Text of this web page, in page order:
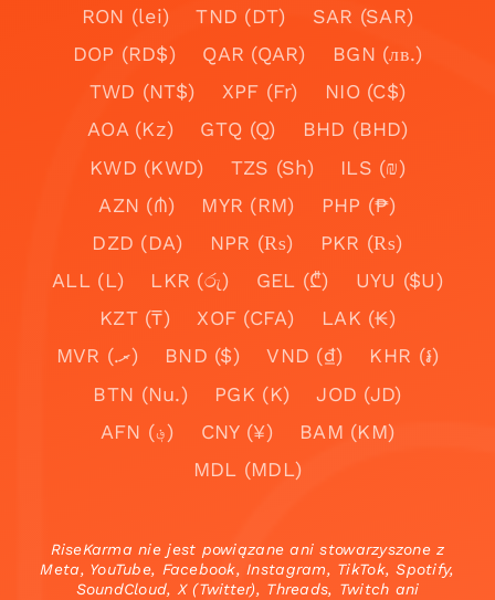
RON (lei)
TND (DT)
SAR (SAR)
DOP (RD$)
QAR (QAR)
BGN (лв.)
TWD (NT$)
XPF (Fr)
NIO (C$)
AOA (Kz)
GTQ (Q)
BHD (BHD)
KWD (KWD)
TZS (Sh)
ILS (₪)
AZN (₼)
MYR (RM)
PHP (₱)
DZD (DA)
NPR (₨)
PKR (₨)
ALL (L)
LKR (රු) GEL (₾)
UYU ($U)
KZT (₸)
XOF (CFA)
LAK (₭)
MVR (.ރ)
BND ($) VND (₫)
KHR (៛)
BTN (Nu.)
PGK (K)
JOD (JD)
AFN (؋)
CNY (¥)
BAM (KM)
MDL (MDL)
RiseKarma nie jest powiązane ani stowarzyszone z
Meta, YouTube, Facebook, Instagram, TikTok, Spotify,
SoundCloud, X (Twitter), Threads, Twitch ani